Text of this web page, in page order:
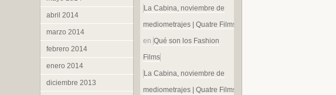
abril 2014
marzo 2014
febrero 2014
enero 2014
diciembre 2013
La Cabina, noviembre de
mediometrajes | Quatre Films
en Qué son los Fashion
Films
La Cabina, noviembre de
mediometrajes | Quatre Films